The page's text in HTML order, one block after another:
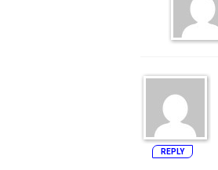
REPLY